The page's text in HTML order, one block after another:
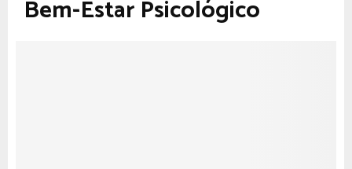
Bem-Estar Psicológico